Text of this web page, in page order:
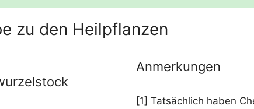
zu den Heilpflanzen
Anmerkungen
[1] Tat­säch­lich haben